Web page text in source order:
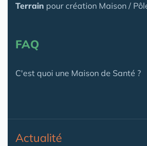
Terrain pour création Maison /
FAQ
C'est quoi une Maison de Santé ?
Actualité